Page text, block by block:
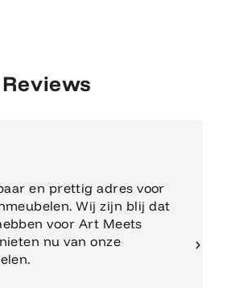
Reviews
en prettig adres voor
Wij zijn blij dat
voor Art Meets
nu van onze